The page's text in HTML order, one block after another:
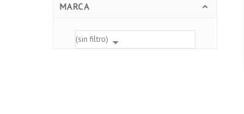
MARCA
(sin filtro) 